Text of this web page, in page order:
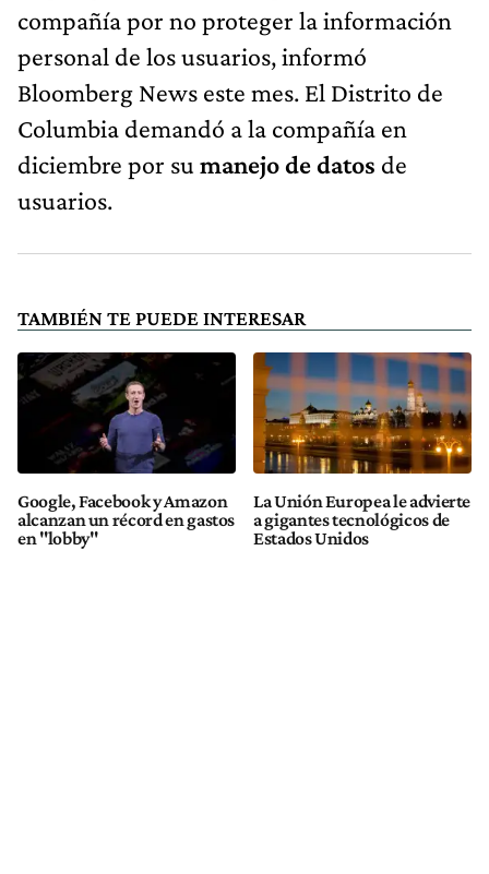
compañía por no proteger la información
personal de los usuarios, informó
Bloomberg News este mes. El Distrito de
Columbia demandó a la compañía en
diciembre por su manejo de datos de
usuarios.
TAMBIÉN TE PUEDE INTERESAR
Google, Facebook y Amazon
alcanzan un récord en gastos
en "lobby"
La Unión Europea le advierte
a gigantes tecnológicos de
Estados Unidos